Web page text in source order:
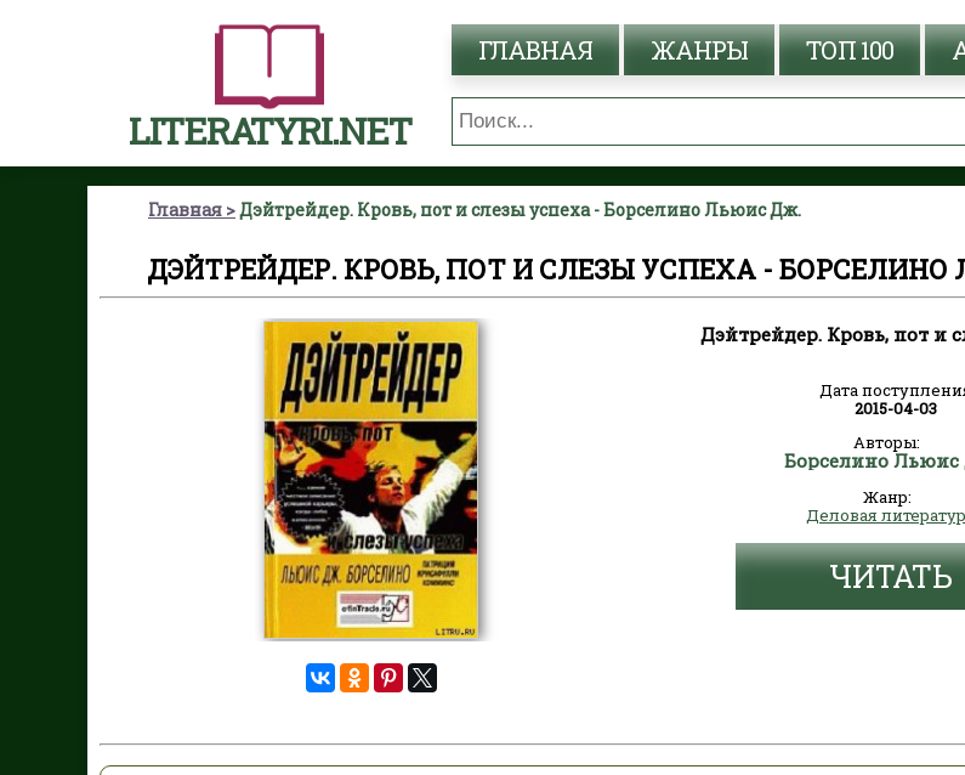
LITERATYRI.NET
ГЛАВНАЯ ЖАНРЫ ТОП 100
Главная Дэйтрейдер. Кровь, пот и слезы успеха - Борселино Льюис Дж.
ДЭЙТРЕЙДЕР. КРОВЬ, ПОТ И СЛЕЗЫ УСПЕХА -
Дэйтрейдер. Кровь, пот и
Дата
2015-04-03
Авторы:
Борселино
Жанр:
Деловая
ЧИТАТЬ